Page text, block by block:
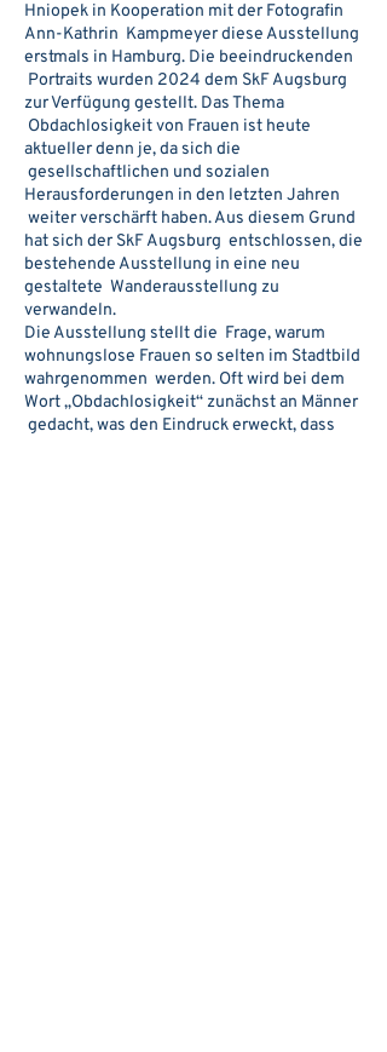
Hniopek in Kooperation mit der Fotografin
Ann-Kathrin Kampmeyer diese Ausstellung
erstmals in Hamburg. Die beeindruckenden
Portraits wurden 2024 dem SkF Augsburg
zur Verfügung gestellt. Das Thema
Obdachlosigkeit von Frauen ist heute
aktueller denn je, da sich die
gesellschaftlichen und sozialen
Herausforderungen in den letzten Jahren
weiter verschärft haben. Aus diesem Grund
hat sich der SkF Augsburg entschlossen, die
bestehende Ausstellung in eine neu
gestaltete Wanderausstellung zu
verwandeln.
Die Ausstellung stellt die Frage, warum
wohnungslose Frauen so selten im Stadtbild
wahrgenommen werden. Oft wird bei dem
Wort „Obdachlosigkeit“ zunächst an Männer
gedacht, was den Eindruck erweckt, dass